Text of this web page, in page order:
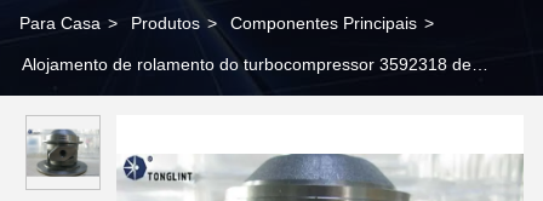
Para Casa > Produtos > Componentes Principais >
Alojamento de rolamento do turbocompressor 3592318 de